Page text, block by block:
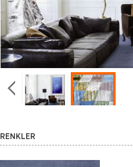
RENKLER